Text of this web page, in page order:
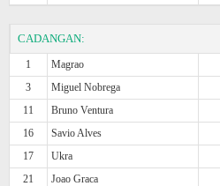
CADANGAN:
1 Magrao
3
Miguel Nobrega
11
Bruno Ventura
16
Savio Alves
17
Ukra
21
Joao Graca